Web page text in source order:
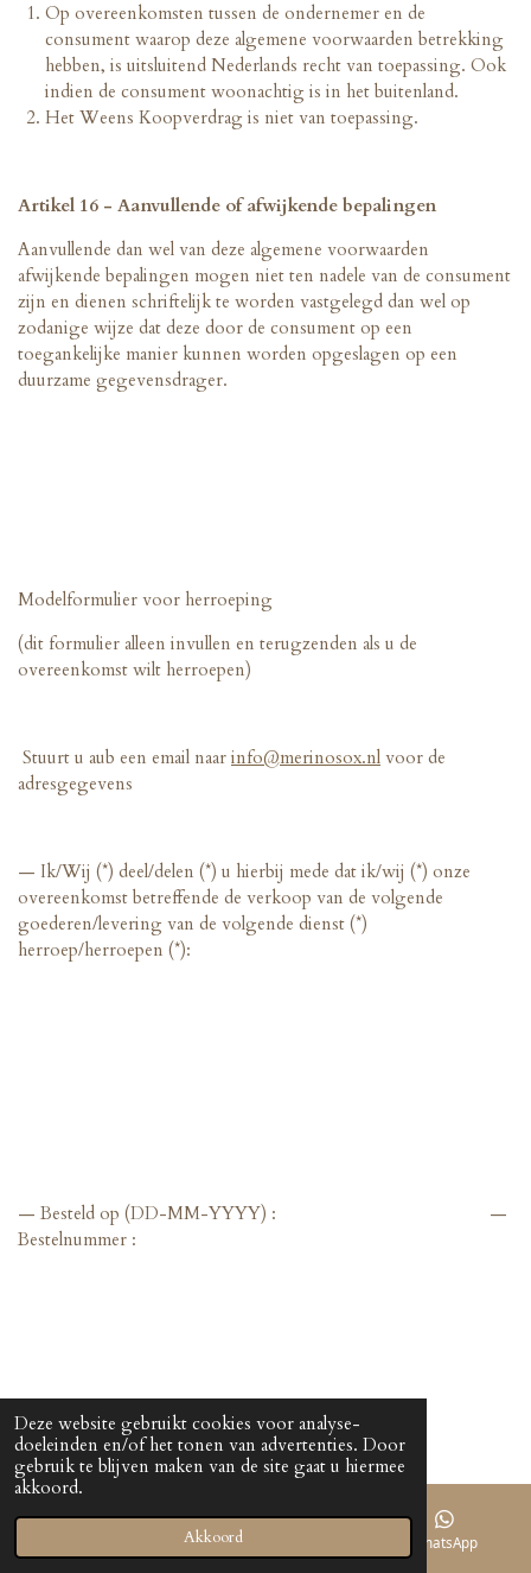
Deze website gebruikt cookies voor analyse-
doeleinden en/of het tonen van advertenties. Door
gebruik te blijven maken van de site gaat u hiermee
akkoord.
Akkoord
Op overeenkomsten tussen de ondernemer en de
consument waarop deze algemene voorwaarden betrekking
hebben, is uitsluitend Nederlands recht van toepassing. Ook
indien de consument woonachtig is in het buitenland.
Het Weens Koopverdrag is niet van toepassing.
Artikel 16 - Aanvullende of afwijkende bepalingen
Aanvullende dan wel van deze algemene voorwaarden
afwijkende bepalingen mogen niet ten nadele van de consument
zijn en dienen schriftelijk te worden vastgelegd dan wel op
zodanige wijze dat deze door de consument op een
toegankelijke manier kunnen worden opgeslagen op een
duurzame gegevensdrager.
Modelformulier voor herroeping
(dit formulier alleen invullen en terugzenden als u de
overeenkomst wilt herroepen)
Stuurt u aub een email naar info@merinosox.nl voor de
adresgegevens
— Ik/Wij (*) deel/delen (*) u hierbij mede dat ik/wij (*) onze
overeenkomst betreffende de verkoop van de volgende
goederen/levering van de volgende dienst (*)
herroep/herroepen (*):
— Besteld op (DD-MM-YYYY) : —
Bestelnummer :
Telefoonnummer WhatsApp